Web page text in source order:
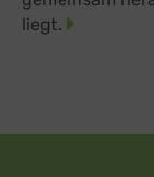
liegt.